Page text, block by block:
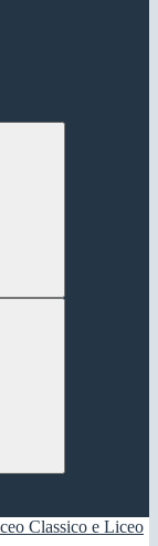
Classico e Liceo